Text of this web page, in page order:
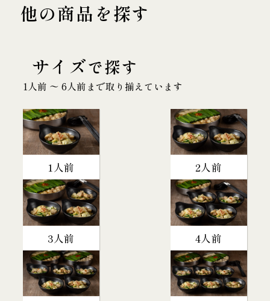
他の商品を探す
サイズで探す
1人前 〜 6人前まで取り揃えています
1人前 2人前
3人前 4人前